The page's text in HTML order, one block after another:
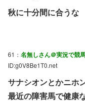
秋に十分間に合うな
61： 名無しさん＠実況で競
ID:g0V8Be1T0.net
サナシオンとかニホ
最近の障害馬で健康